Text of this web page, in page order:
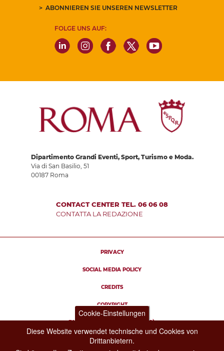
ABONNIEREN SIE UNSEREN NEWSLETTER
FOLGE UNS AUF:
Dipartimento Grandi Eventi, Sport, Turismo e Moda.
Via di San Basilio, 51
00187 Roma
CONTACT CENTER TEL. 06 06 08
CONTATTA LA REDAZIONE
PRIVACY
SOCIAL MEDIA POLICY
CREDITS
COPYRIGHT
ESCLUSIONE DI RESPONSABILITÀ
Cookie-Einstellungen
Diese Website verwendet technische und Cookies von
Drittanbietern.